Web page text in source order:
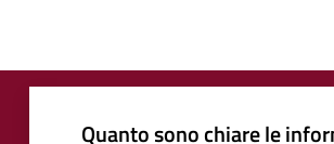
Quanto sono chiare le